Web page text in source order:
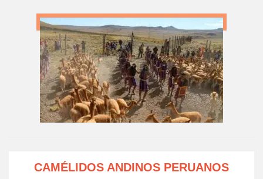
CAMÉLIDOS ANDINOS PERUANOS